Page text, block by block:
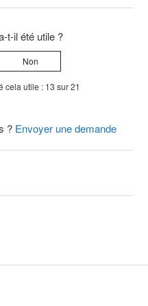
t-il été utile ?
Non
cela utile : 13 sur 21
? Envoyer une demande